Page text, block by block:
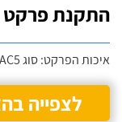
התקנת פרקט
איכות הפרקט: סוג AC5
לצפייה